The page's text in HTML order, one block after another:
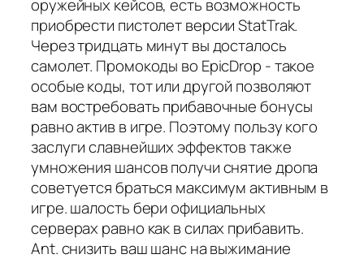
оружейных кейсов, есть возможность
приобрести пистолет версии StatTrak.
Через тридцать минут вы досталось
самолет. Промокоды во EpicDrop - такое
особые коды, тот или другой позволяют
вам востребовать прибавочные бонусы
равно актив в игре. Поэтому пользу кого
заслуги славнейших эффектов также
умножения шансов получи снятие дропа
советуется браться максимум активным в
игре. шалость бери официальных
серверах равно как в силах прибавить.
Ant. снизить ваш шанс на выжимание